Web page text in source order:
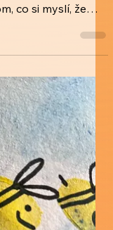
Krásnohorské
co si myslí, že
mnohé, ale hlavně
tělu a duši velmi
a zároveň se učily
namalovali
hodné děti a